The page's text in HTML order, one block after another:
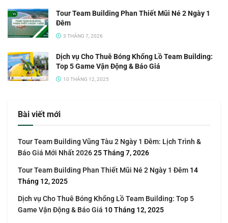
Tour Team Building Phan Thiết Mũi Né 2 Ngày 1
Đêm
3 THÁNG 7, 2026
Dịch vụ Cho Thuê Bóng Khổng Lồ Team Building:
Top 5 Game Vận Động & Báo Giá
10 THÁNG 12, 2025
Bài viết mới
Tour Team Building Vũng Tàu 2 Ngày 1 Đêm: Lịch Trình &
Báo Giá Mới Nhất 202625 Tháng 7, 2026
Tour Team Building Phan Thiết Mũi Né 2 Ngày 1 Đêm 14
Tháng 12, 2025
Dịch vụ Cho Thuê Bóng Khổng Lồ Team Building: Top 5
Game Vận Động & Báo Giá 10 Tháng 12, 2025